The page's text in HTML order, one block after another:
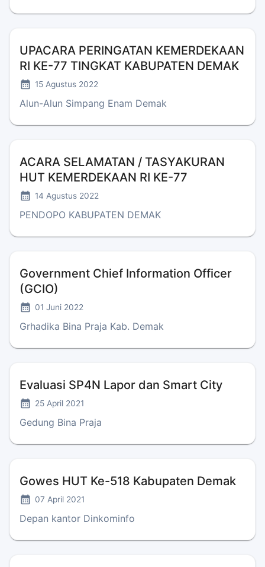
UPACARA PERINGATAN KEMERDEKAAN
RI KE-77 TINGKAT KABUPATEN DEMAK
15 Agustus 2022
Alun-Alun Simpang Enam Demak
ACARA SELAMATAN / TASYAKURAN
HUT KEMERDEKAAN RI KE-77
14 Agustus 2022
PENDOPO KABUPATEN DEMAK
Government Chief Information Officer
(GCIO)
01 Juni 2022
Grhadika Bina Praja Kab. Demak
Evaluasi SP4N Lapor dan Smart City
25 April 2021
Gedung Bina Praja
Gowes HUT Ke-518 Kabupaten Demak
07 April 2021
Depan kantor Dinkominfo